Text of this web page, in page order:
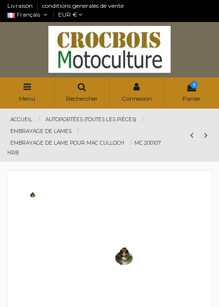
Livraison
conditions generales de vente
Français
EUR €
Menu Rechercher Connexion
0
Panier
ACCUEIL
AUTOPORTÉES (TOUTES LES PIÈCES)
EMBRAYAGE DE LAMES
EMBRAYAGE DE LAME POUR MAC CULLOCH
MC 200107
HRB